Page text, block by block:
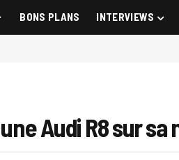
BONS PLANS INTERVIEWS
Audi R8 sur